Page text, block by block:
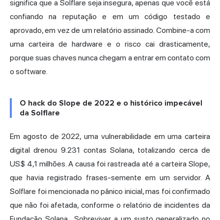
significa que a Solflare seja insegura, apenas que você está
confiando na reputação e em um código testado e
aprovado, em vez de um relatório assinado. Combine-a com
uma carteira de hardware e o risco cai drasticamente,
porque suas chaves nunca chegam a entrar em contato com
o software.
O hack do Slope de 2022 e o histórico impecável
da Solflare
Em agosto de 2022, uma vulnerabilidade em uma carteira
digital drenou 9.231 contas Solana, totalizando cerca de
US$ 4,1 milhões. A causa foi rastreada até a carteira Slope,
que havia registrado frases-semente em um servidor. A
Solflare foi mencionada no pânico inicial, mas foi confirmado
que não foi afetada,conforme o relatório de incidentes da